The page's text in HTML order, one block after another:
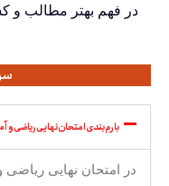
در فهم بهتر مطالب
بارم بندی امتحان نهایی ریاضی و